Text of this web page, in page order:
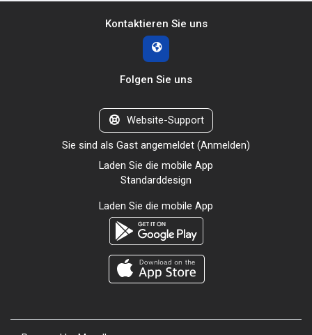
Kontaktieren Sie uns
Folgen Sie uns
Website-Support
Sie sind als Gast angemeldet (Anmelden)
Laden Sie die mobile App
Standarddesign
Laden Sie die mobile App